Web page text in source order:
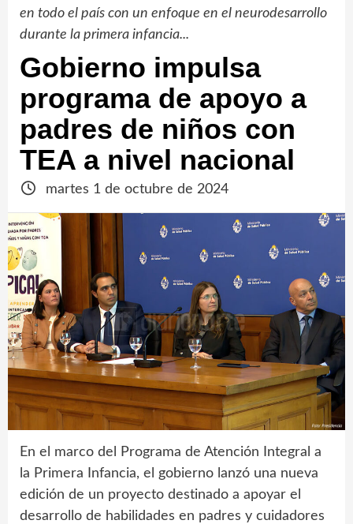
en todo el país con un enfoque en el neurodesarrollo
durante la primera infancia...
Gobierno impulsa
programa de apoyo a
padres de niños con
TEA a nivel nacional
martes 1 de octubre de 2024
En el marco del Programa de Atención Integral a
la Primera Infancia, el gobierno lanzó una nueva
edición de un proyecto destinado a apoyar el
desarrollo de habilidades en padres y cuidadores